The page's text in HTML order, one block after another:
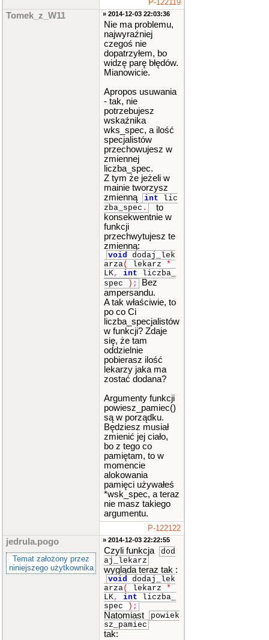
P-122119
Tomek_z_W11 » 2014-12-03 22:03:36
Nie ma problemu,
najwyraźniej
czegoś nie
dopatrzyłem, bo
widzę parę błędów.
Mianowicie.
Apropos usuwania
- tak, nie
potrzebujesz
wskaźnika
wks_spec, a ilość
specjalistów
przechowujesz w
zmiennej
liczba_spec.
Z tym że jeżeli w
mainie tworzysz
zmienną
int lic
zba_spec .
to
konsekwentnie w
funkcji
przechwytujesz te
zmienną:
void dodaj_lek
arza( lekarz *
LK, int liczba_
spec
) ;
Bez
ampersandu.
A tak właściwie, to
po co Ci
liczba_specjalistów
w funkcji? Zdaje
się, że tam
oddzielnie
pobierasz ilość
lekarzy jaka ma
zostać dodana?
Argumenty funkcji
powiesz_pamiec()
są w porządku.
Będziesz musiał
zmienić jej ciało,
bo z tego co
pamiętam, to w
momencie
alokowania
pamięci używałeś
*wsk_spec, a teraz
nie masz takiego
argumentu.
P-122122
jedrula.pogo
Temat założony przez
niniejszego użytkownika
» 2014-12-03 22:22:55
Czyli funkcja
dod
aj_lekarz
wygląda teraz tak :
void
dodaj_lek
arza( lekarz *
LK, int liczba_
spec
) ;
Natomiast
powiek
sz_pamiec
tak: